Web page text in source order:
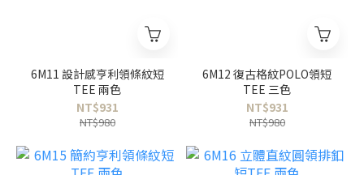
6M11 設計感亨利領條紋短
TEE 兩色
NT$931
NT$980
6M12 復古格紋POLO領短
TEE 三色
NT$931
NT$980